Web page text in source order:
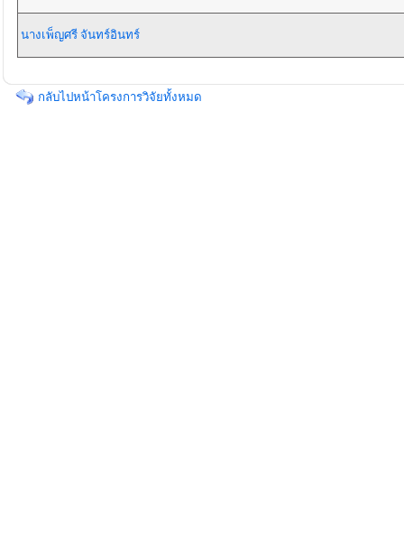
นางเพ็ญศรี จันทร์อินทร์
กลับไปหน้าโครงการวิจัยทั้งหมด